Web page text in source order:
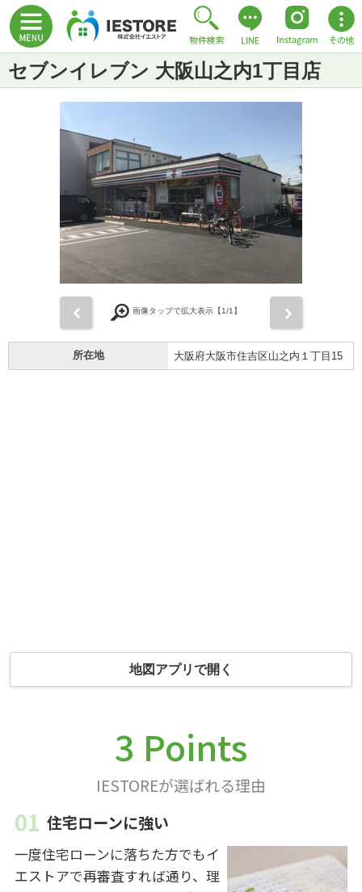
セブンイレブン 大阪山之内1丁目店
画像タップで拡大表示【1/1】
所在地 大阪府大阪市住吉区山之内１丁目15
地図アプリで開く
3 Points
IESTOREが選ばれる理由
住宅ローンに強い
一度住宅ローンに落ちた方でもイ
エストアで再審査すれば通り、理